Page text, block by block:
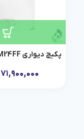
پکیج دیواری M24FF ایران رادیاتور
۷۱,۹۰۰,۰۰۰